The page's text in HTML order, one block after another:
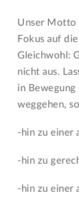
Unser Motto
Fokus auf
Gleichwohl:
nicht aus.
in
weggehen,
-hin zu einer
-hin zu
-hin zu einer